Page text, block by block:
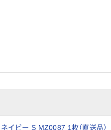
イビー S MZ0087 1枚（直送品）